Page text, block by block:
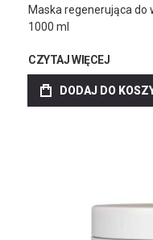
Maska regenerująca do
1000 ml
CZYTAJ WIĘCEJ
DODAJ DO